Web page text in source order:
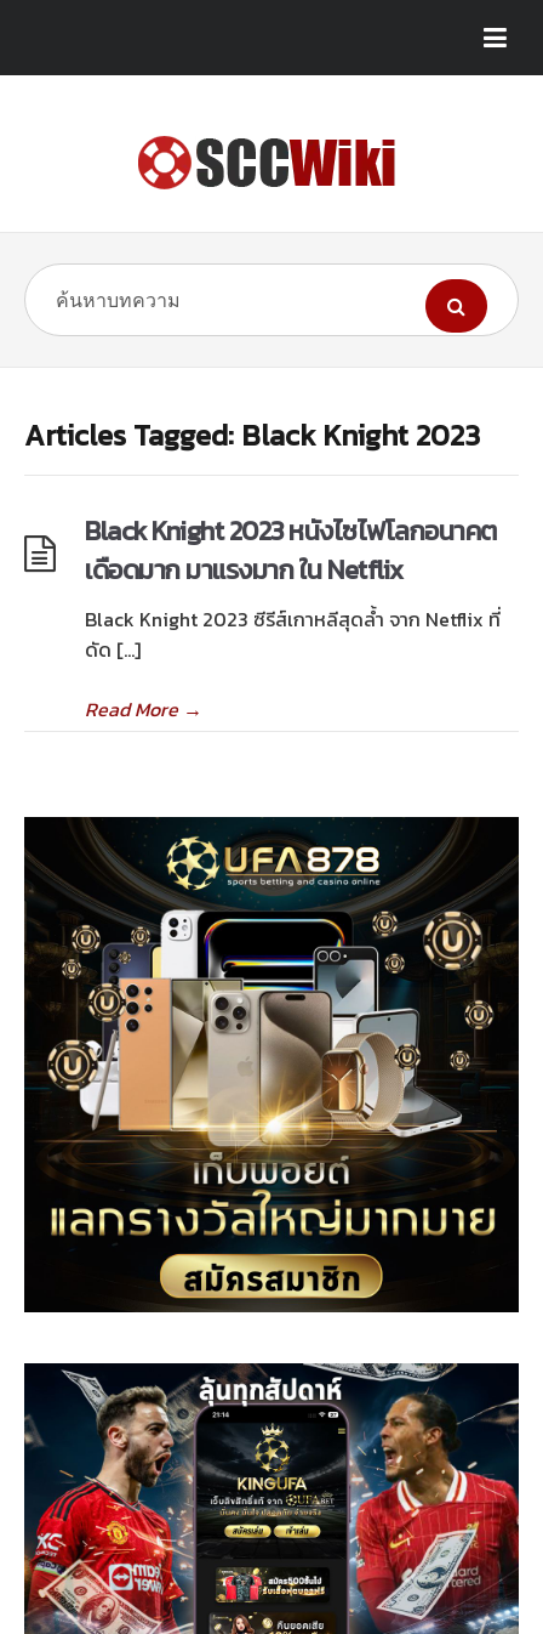
Articles Tagged: Black Knight 2023
Black Knight 2023 หนังไซไฟโลกอนาคต
เดือดมาก มาแรงมาก ใน Netflix
Black Knight 2023 ซีรีส์เกาหลีสุดล้ำ จาก Netflix ที่
ดัด […]
Read More→